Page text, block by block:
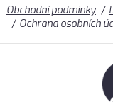
Obchodní podmínky
Ochrana osobních